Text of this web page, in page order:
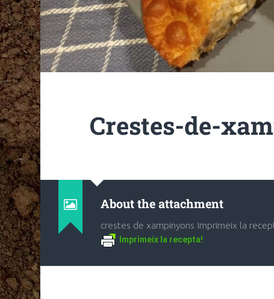
Crestes-de-
About the attachment
crestes de xampinyons Imprimeix la
Imprimeix la recepta!